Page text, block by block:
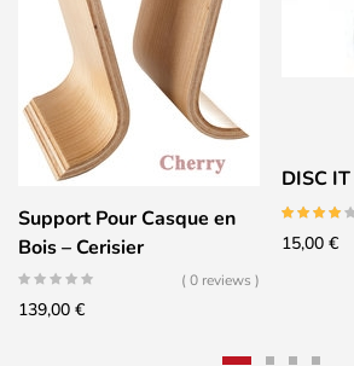
Support Pour Casque en
Bois – Cerisier
( 0 reviews )
139,00 €
DISC IT
15,00 €